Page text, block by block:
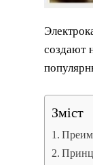
создают
Зміст